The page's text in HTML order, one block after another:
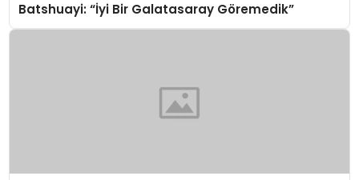
Batshuayi: “İyi Bir Galatasaray Göremedik”